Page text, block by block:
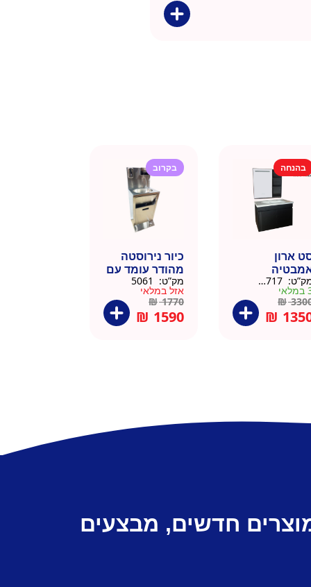
בהנחה
ארון
שחור
סמ
₪
₪
בקרוב
כיור נירוסטה
מהודר עומד עם
פח אשפה
ברצלונה
מק”ט:
אזל במלאי
₪1770
₪ 1590
חדשים, מבצעים